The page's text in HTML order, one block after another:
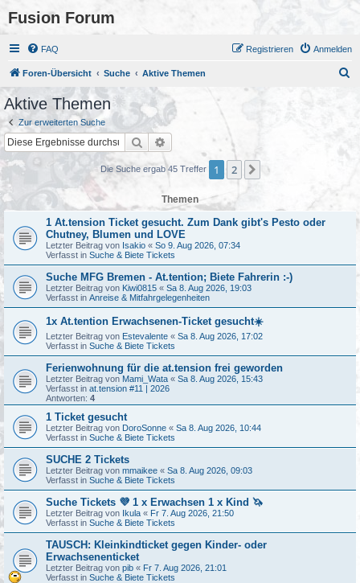
Fusion Forum
FAQ Anmelden
Registrieren
Foren-Übersicht Suche Aktive Themen
Aktive Themen
Zur erweiterten Suche
Suche Erweiterte Suche
Die Suche ergab 45 Treffer 1 2 Nächste
Themen
1 At.tension Ticket gesucht. Zum Dank gibt's Pesto oder
Chutney, Blumen und LOVE
Letzter Beitrag von Isakio « So 9. Aug 2026, 07:34
Verfasst in Suche & Biete Tickets
Suche MFG Bremen - At.tention; Biete Fahrerin :-)
Letzter Beitrag von Kiwi0815 « Sa 8. Aug 2026, 19:03
Verfasst in Anreise & Mitfahrgelegenheiten
1x At.tention Erwachsenen-Ticket gesucht☀️
Letzter Beitrag von Estevalente « Sa 8. Aug 2026, 17:02
Verfasst in Suche & Biete Tickets
Ferienwohnung für die at.tension frei geworden
Letzter Beitrag von Mami_Wata « Sa 8. Aug 2026, 15:43
Verfasst in at.tension #11 | 2026
Antworten: 4
1 Ticket gesucht
Letzter Beitrag von DoroSonne « Sa 8. Aug 2026, 10:44
Verfasst in Suche & Biete Tickets
SUCHE 2 Tickets
Letzter Beitrag von mmaikee « Sa 8. Aug 2026, 09:03
Verfasst in Suche & Biete Tickets
Suche Tickets 💜 1 x Erwachsen 1 x Kind 🦄
Letzter Beitrag von Ikula « Fr 7. Aug 2026, 21:50
Verfasst in Suche & Biete Tickets
TAUSCH: Kleinkindticket gegen Kinder- oder
Erwachsenenticket
Letzter Beitrag von pib « Fr 7. Aug 2026, 21:01
Verfasst in Suche & Biete Tickets